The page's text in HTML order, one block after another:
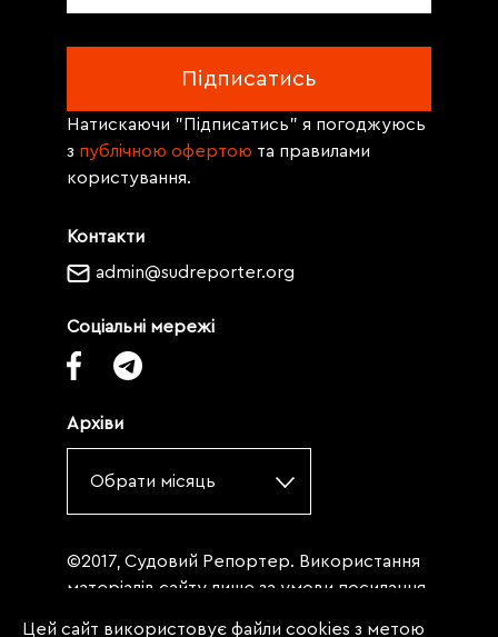
Контакти
admin@sudreporter.org
Соціальні мережі
Архіви
Обрати місяць
Натискаючи "Підписатись" я погоджуюсь
з публічною офертою та правилами
користування.
©2017, Судовий Репортер. Використання
матеріалів сайту лише за умови посилання
Цей сайт використовує файли cookies з метою